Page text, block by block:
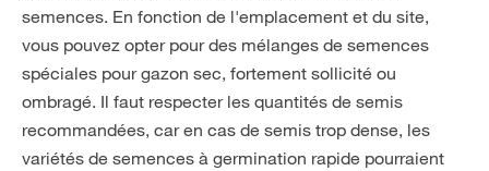
semences. En fonction de l'emplacement et du site,
vous pouvez opter pour des mélanges de semences
spéciales pour gazon sec, fortement sollicité ou
ombragé. Il faut respecter les quantités de semis
recommandées, car en cas de semis trop dense, les
variétés de semences à germination rapide pourraient